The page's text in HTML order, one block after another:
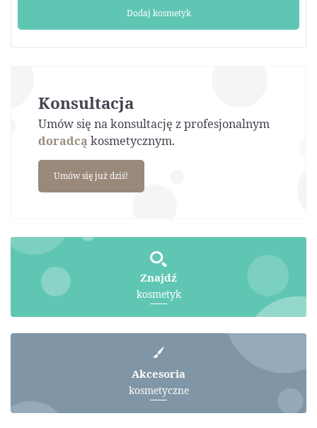
Dodaj kosmetyk
Konsultacja
Umów się na konsultację z profesjonalnym
doradcąkosmetycznym.
Umów się już dziś!
Znajdź
kosmetyk
Akcesoria
kosmetyczne